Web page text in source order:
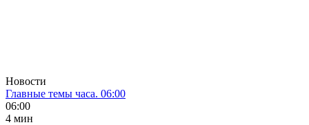
Новости
Главные темы часа. 06:00
06:00
4 мин